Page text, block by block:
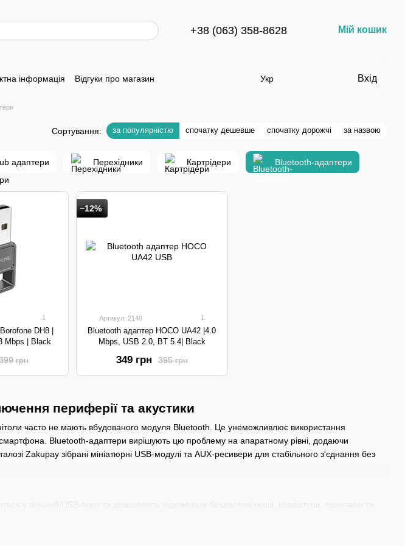
+38 (063) 358-8628 Мій кошик
інформація Відгуки про магазин Укр Вхід
Сортування: за популярністю спочатку дешевше спочатку дорожчі за назвою
адаптери Перехідники Картрідери Bluetooth-адаптери
периферії та акустики
часто не мають вбудованого модуля Bluetooth. Це унеможливлює використання
смартфона. Bluetooth-адаптери вирішують цю проблему на апаратному рівні, додаючи
Zakupay зібрані мініатюрні USB-модулі та AUX-ресивери для стабільного з'єднання без
у вільний USB-порт та дозволяють підключати бездротові миші, клавіатури, принтери та
1
DH8 |
Mbps | Black
грн
−12%
Артикул: 2140 1
Bluetooth адаптер HOCO UA42 |4.0
Mbps, USB 2.0, BT 5.4| Black
395 грн
349 грн